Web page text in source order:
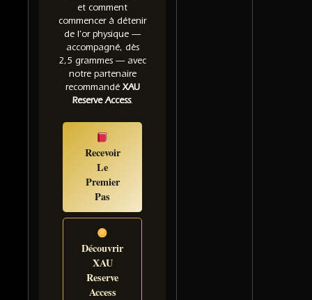
et comment
commencer à détenir
de l'or physique —
accompagné, dès
2,5 grammes — avec
notre partenaire
recommandé XAU
Reserve Access.
Recevoir
Le
Premier
Pas
Découvrir
XAU
Reserve
Access